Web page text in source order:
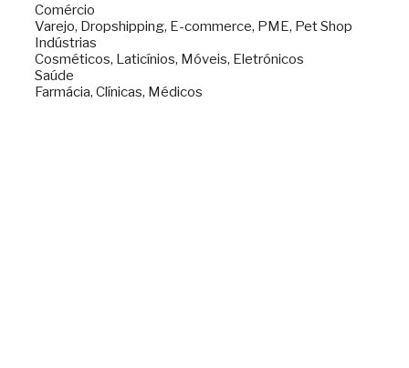
Comércio
Varejo, Dropshipping, E-commerce, PME, Pet Shop
Indústrias
Cosméticos, Laticínios, Móveis, Eletrónicos
Saúde
Farmácia, Clínicas, Médicos